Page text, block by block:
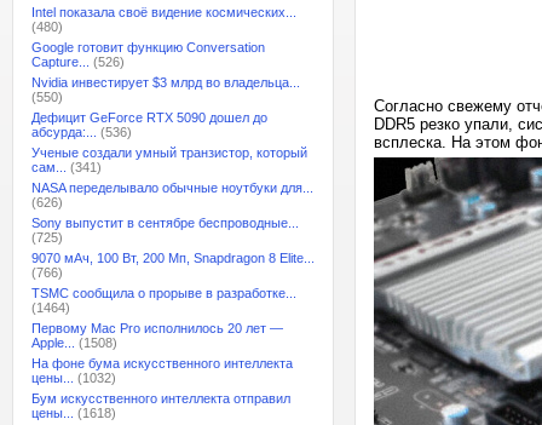
Intel показала своё видение космических...
(480)
Google готовит функцию Conversation
Capture...
(526)
Nvidia инвестирует $3 млрд во владельца...
(550)
Дефицит GeForce RTX 5090 дошел до
абсурда:...
(536)
Ученые создали умный транзистор, который
сам...
(341)
NASA переделывало обычные ноутбуки для...
(626)
Sony выпустит в сентябре беспроводные...
(725)
9070 мАч, 100 Вт, 200 Мп, Snapdragon 8 Elite...
(766)
TSMC сообщила о прорыве в разработке...
(1464)
Первому Mac Pro исполнилось 20 лет —
Apple...
(1508)
На фоне бума искусственного интеллекта
цены...
(1032)
Бум искусственного интеллекта отправил
цены...
(1618)
Согласно свежему
DDR5 резко упали,
всплеска. На этом